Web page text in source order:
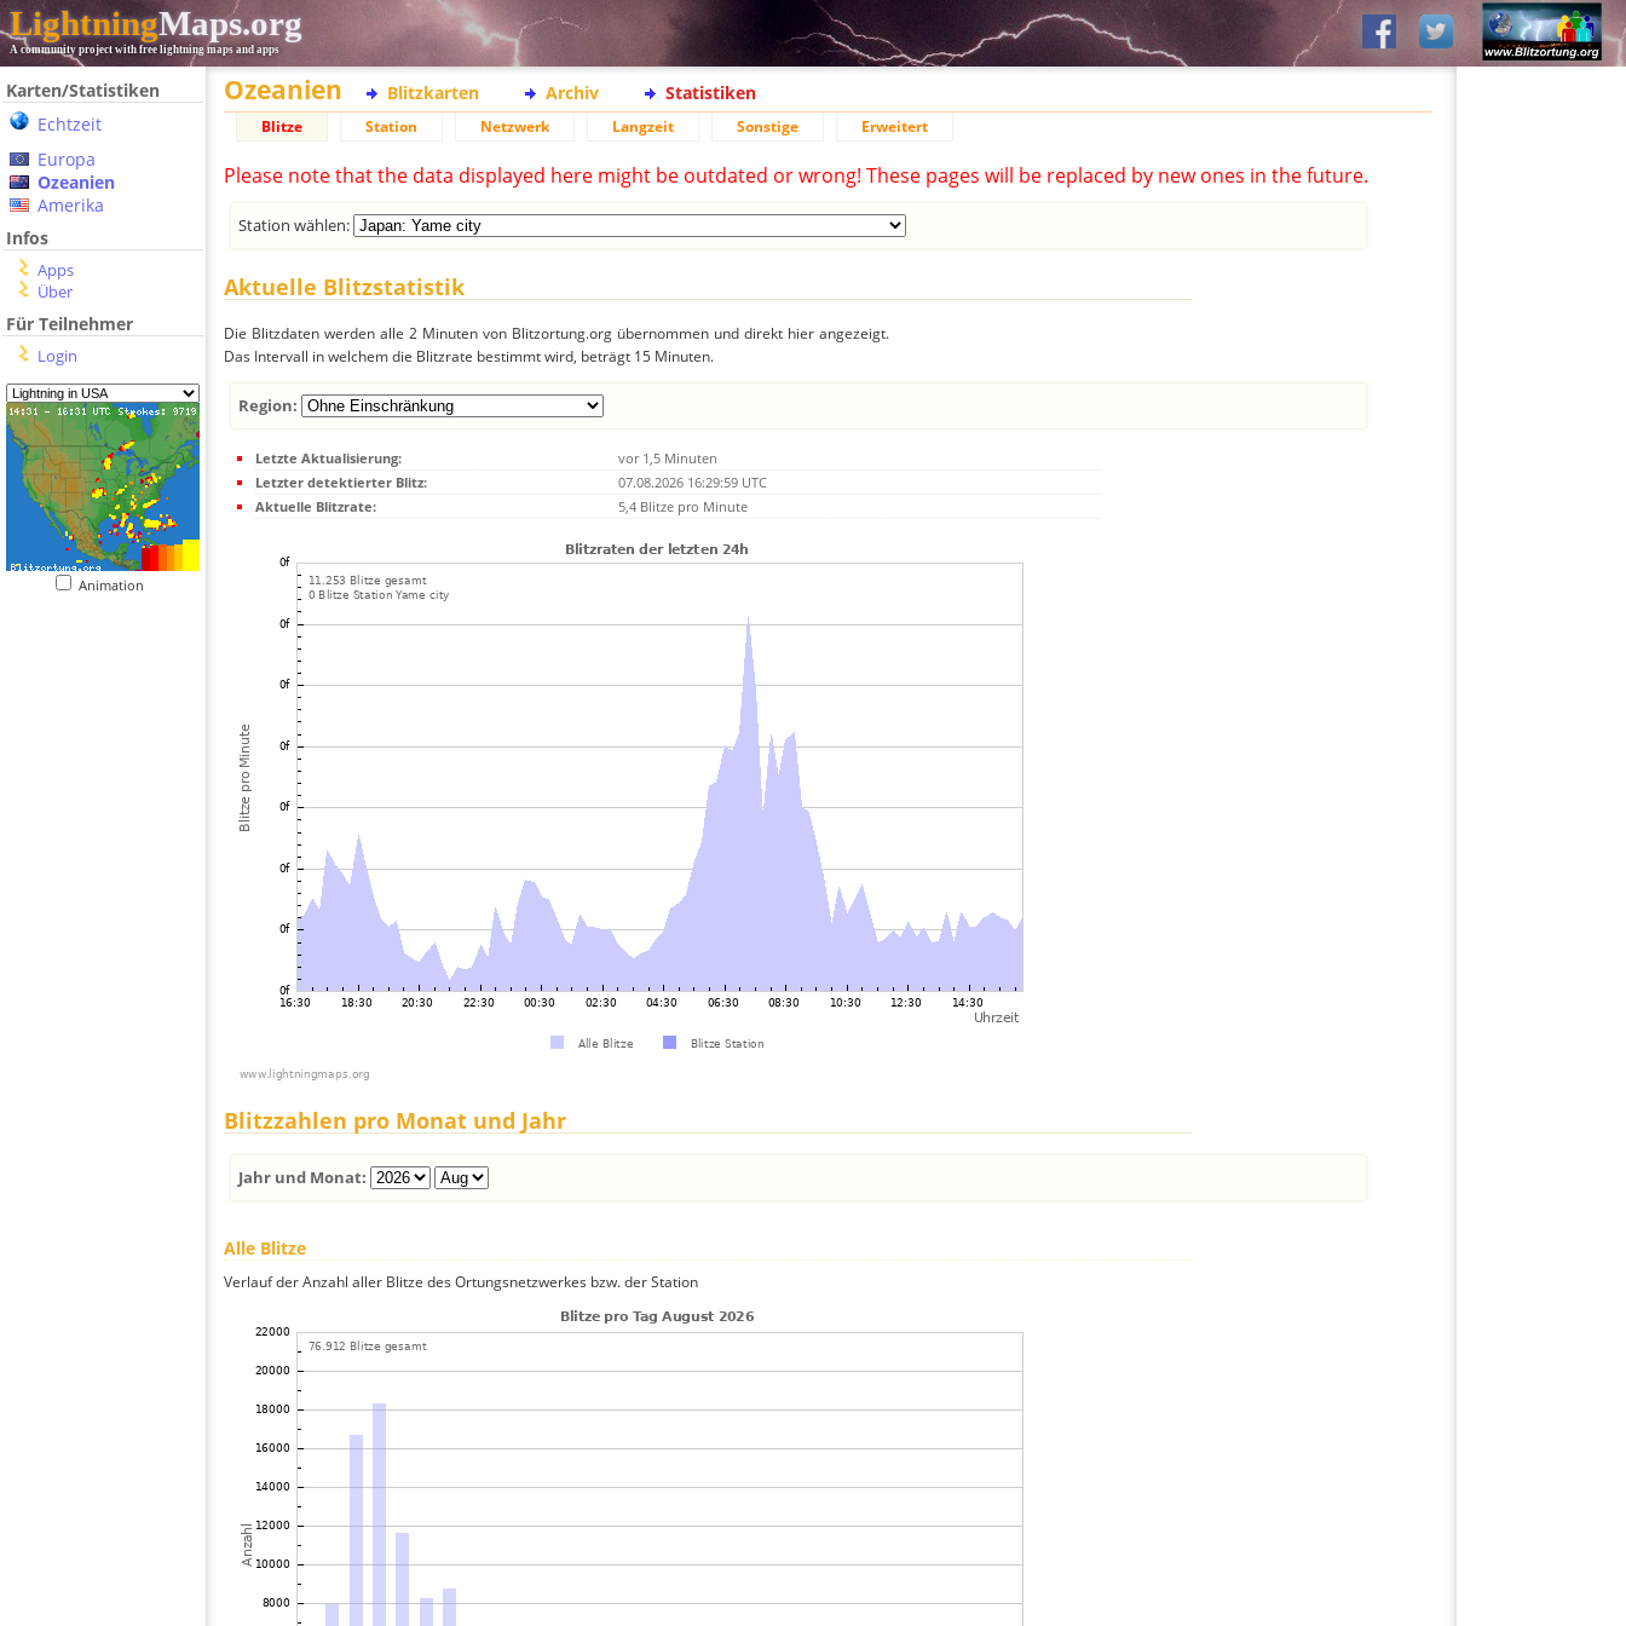
LightningMaps.org
A community project with free lightning maps and apps
Karten/Statistiken
Echtzeit
Europa
Ozeanien
Amerika
Infos
Apps
Über
Für Teilnehmer
Login
Animation
Ozeanien Blitzkarten Archiv Statistiken
Blitze Station Netzwerk Langzeit Sonstige Erweitert
Please note that the data displayed here might be outdated or wrong! These pages will be replaced by new ones in the future.
Station wählen:
Aktuelle Blitzstatistik
Die Blitzdaten werden alle 2 Minuten von Blitzortung.org übernommen und direkt hier angezeigt.
Das Intervall in welchem die Blitzrate bestimmt wird, beträgt 15 Minuten.
Region:
Letzte Aktualisierung:
vor 1,5 Minuten
Letzter detektierter Blitz:
07.08.2026 16:29:59 UTC
Aktuelle Blitzrate:
5,4 Blitze pro Minute
Blitzzahlen pro Monat und Jahr
Jahr und Monat:
Alle Blitze
Verlauf der Anzahl aller Blitze des Ortungsnetzwerkes bzw. der Station